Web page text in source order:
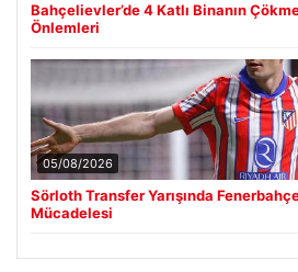
Bahçelievler’de 4 Katlı Binanın
Önlemleri
05/08/2026
Sörloth Transfer Yarışında
Mücadelesi